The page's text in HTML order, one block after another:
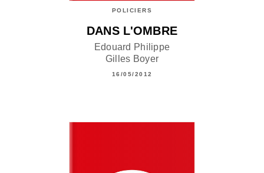
POLICIERS
DANS L'OMBRE
Edouard Philippe
Gilles Boyer
16/05/2012